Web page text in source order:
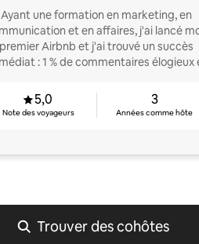
Ayant une formation en marketing, en
et en affaires, j'ai lancé mon
premier Airbnb et j'ai trouvé un succès
: 1 % de commentaires élogieux
5,0
Note des voyageurs
3
Années comme hôte
Trouver des cohôtes